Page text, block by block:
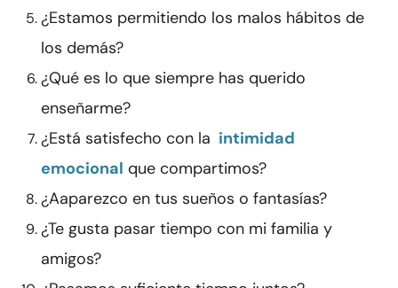
¿Estamos permitiendo los malos hábitos de
los demás?
¿Qué es lo que siempre has querido
enseñarme?
¿Está satisfecho con la intimidad
emocional que compartimos?
¿Aaparezco en tus sueños o fantasías?
¿Te gusta pasar tiempo con mi familia y
amigos?